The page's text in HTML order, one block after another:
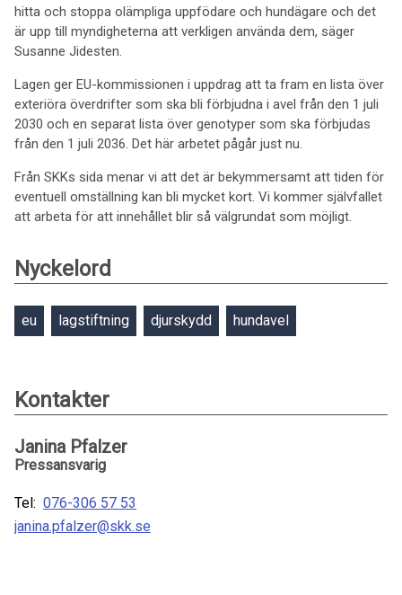
hitta och stoppa olämpliga uppfödare och hundägare och det
är upp till myndigheterna att verkligen använda dem, säger
Susanne Jidesten.
Lagen ger EU-kommissionen i uppdrag att ta fram en lista över
exteriöra överdrifter som ska bli förbjudna i avel från den 1 juli
2030 och en separat lista över genotyper som ska förbjudas
från den 1 juli 2036. Det här arbetet pågår just nu.
Från SKKs sida menar vi att det är bekymmersamt att tiden för
eventuell omställning kan bli mycket kort. Vi kommer självfallet
att arbeta för att innehållet blir så välgrundat som möjligt.
Nyckelord
eu lagstiftning djurskydd hundavel
Kontakter
Janina Pfalzer
Pressansvarig
Tel: 076-306 57 53
janina.pfalzer@skk.se